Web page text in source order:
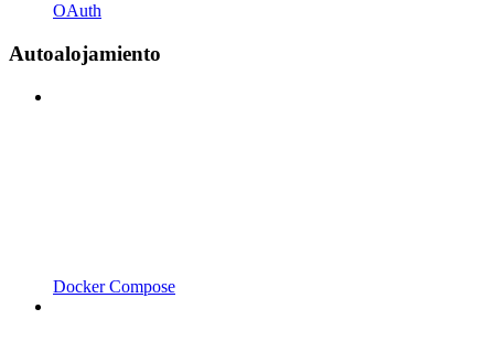
OAuth
Autoalojamiento
Docker Compose